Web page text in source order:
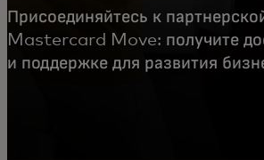
Присоединяйтесь к
Mastercard Move: получите
и поддержке для развития